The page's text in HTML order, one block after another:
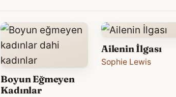
Boyun Eğmeyen
Kadınlar
Ailenin İlgası
Sophie Lewis